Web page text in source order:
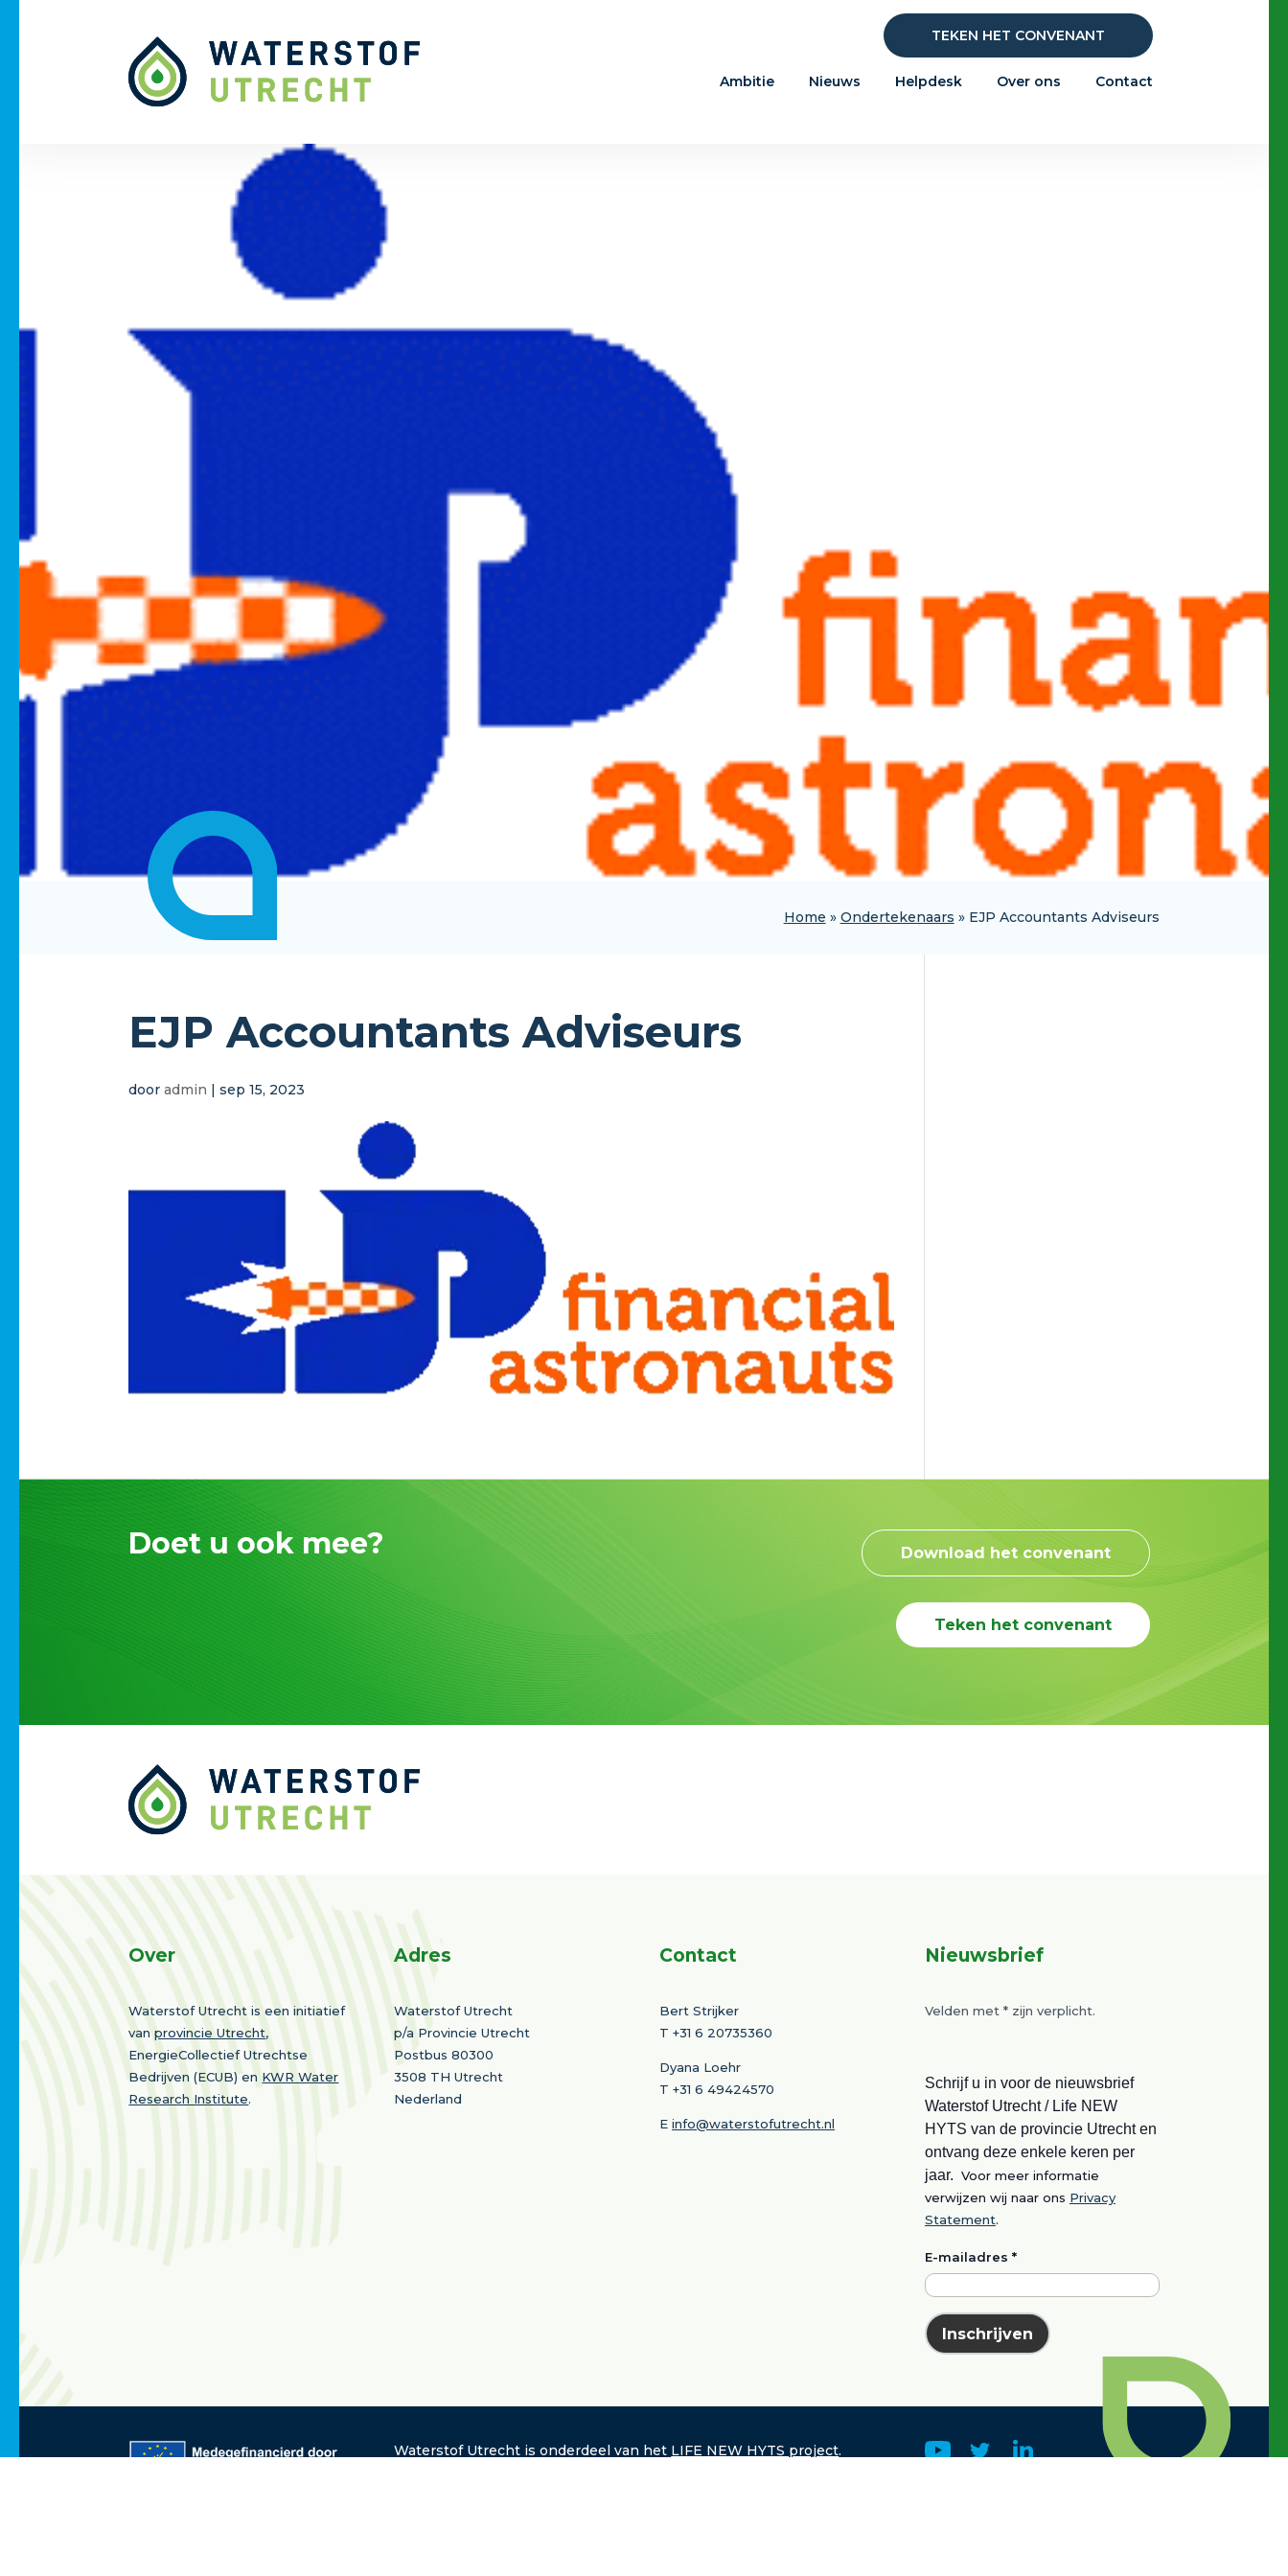
Ambitie Nieuws Helpdesk Over ons Contact
TEKEN HET CONVENANT
Home » Ondertekenaars » EJP Accountants Adviseurs
EJP Accountants Adviseurs
dooradmin |sep 15, 2023
Doet u ook mee? Download het convenant
Teken het convenant
Over
Waterstof Utrecht is een initiatief
vanprovincie Utrecht,
EnergieCollectief Utrechtse
Bedrijven (ECUB) en KWR Water
Research Institute.
Adres
Waterstof Utrecht
p/a Provincie Utrecht
Postbus 80300
3508 TH Utrecht
Nederland
Contact
Bert Strijker
T +31 6 20735360
Dyana Loehr
T +31 6 49424570
Einfo@waterstofutrecht.nl
Nieuwsbrief
Velden met *zijn verplicht.
Schrijf u in voor de nieuwsbrief
Waterstof Utrecht / Life NEW
HYTS van de provincie Utrecht en
ontvang deze enkele keren per
jaar. Voor meer informatie
verwijzen wij naar ons Privacy
Statement.
E-mailadres *
Inschrijven
Waterstof Utrecht is onderdeel van het LIFE NEW HYTS project.